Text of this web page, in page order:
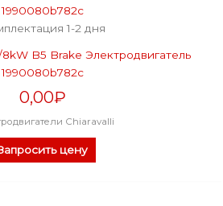
1-2 дня
8kW B5 Brake Электродвигатель
1990080b782c
0,00₽
Chiaravalli
цену